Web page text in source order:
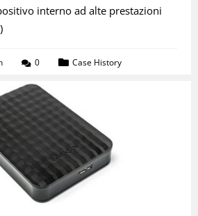
interno ad alte prestazioni
0 Case History